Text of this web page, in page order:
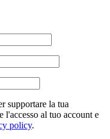
supportare la tua
l'accesso al tuo account e
policy.